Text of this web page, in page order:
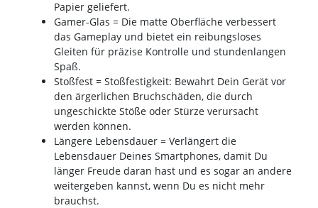
Papier geliefert.
Gamer-Glas = Die matte Oberfläche verbessert
das Gameplay und bietet ein reibungsloses
Gleiten für präzise Kontrolle und stundenlangen
Spaß.
Stoßfest = Stoßfestigkeit: Bewahrt Dein Gerät vor
den ärgerlichen Bruchschäden, die durch
ungeschickte Stöße oder Stürze verursacht
werden können.
Längere Lebensdauer = Verlängert die
Lebensdauer Deines Smartphones, damit Du
länger Freude daran hast und es sogar an andere
weitergeben kannst, wenn Du es nicht mehr
brauchst.